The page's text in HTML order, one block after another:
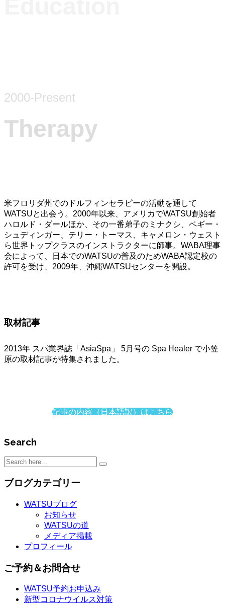
2000-Present
Therapy
米フロリダ州でのドルフィンセラピーの活動を通して
WATSUと出会う。2000年以来、アメリカでWATSU創始者
ハロルド・ダールほか、その一番弟子のミナクシ、ペギー・
シュディンガー、テリー・トーマス、キャメロン・ウェスト
ら世界トップクラスのインストラクターに師事。WABA理事
会によって、日本でのWATSUの普及のためWABA認定校の
許可を受け、2009年、沖縄WATSUセンターを開設。
取材記事
2013年 スパ業界誌「AsiaSpa」 5月号の Spa Healer で小笠
原の取材記事が特集されました。
記事の内容（日本語訳）はこちら
Search
ブログカテゴリー
WATSUブログ
お知らせ
WATSUの道
メディア掲載
プロフィール
ご予約＆お問合せ
WATSU予約お申込み
新型コロナウイルス対策